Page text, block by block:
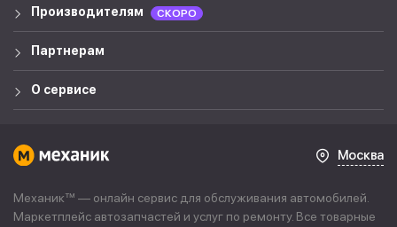
Производителям СКОРО
Партнерам
О сервисе
Москва
Механик™ — онлайн сервис для обслуживания автомобилей.
Маркетплейс автозапчастей и услуг по ремонту. Все товарные